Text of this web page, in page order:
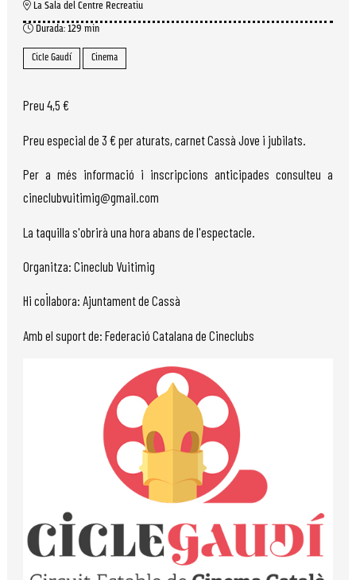
La Sala del Centre Recreatiu
Durada: 129 min
Cicle Gaudí Cinema
Preu 4,5 €
Preu especial de 3 € per aturats, carnet Cassà Jove i jubilats.
Per a més informació i inscripcions anticipades consulteu a
cineclubvuitimig@gmail.com
La taquilla s'obrirà una hora abans de l'espectacle.
Organitza: Cineclub Vuitimig
Hi col·labora: Ajuntament de Cassà
Amb el suport de: Federació Catalana de Cineclubs